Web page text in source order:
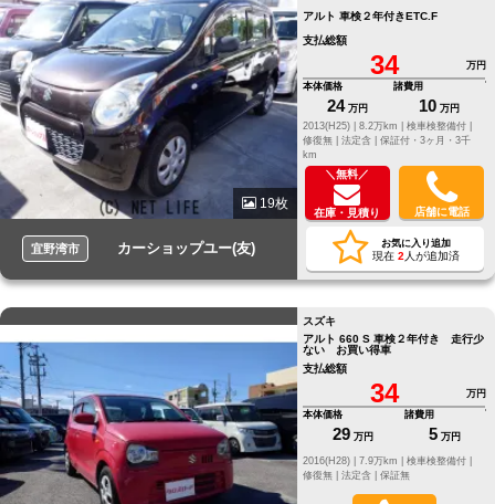
19枚
宜野湾市 カーショップユー(友)
アルト 車検２年付きETC.F
支払総額
34
万円
本体価格
24 万円
諸費用
10 万円
2013(H25) |
8.2万km |
検車検整備付 |
修復無 | 法定含 | 保証付・3ヶ月・3千
km
＼無料／
在庫・見積り 店舗に電話
お気に入り追加
現在 2 人が追加済
スズキ
アルト 660 S 車検２年付き 走行少
ない お買い得車
支払総額
34
万円
本体価格
29 万円
諸費用
5 万円
修復無 | 法定含 | 保証無